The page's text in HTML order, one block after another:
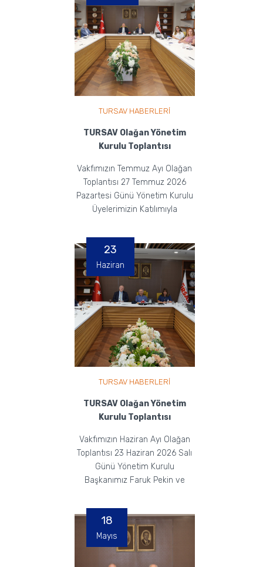
TURSAV HABERLERİ
TURSAV Olağan Yönetim
Kurulu Toplantısı
Vakfımızın Temmuz Ayı Olağan
Toplantısı 27 Temmuz 2026
Pazartesi Günü Yönetim Kurulu
Üyelerimizin Katılımıyla
TURSAV HABERLERİ
TURSAV Olağan Yönetim
Kurulu Toplantısı
Vakfımızın Haziran Ayı Olağan
Toplantısı 23 Haziran 2026 Salı
Günü Yönetim Kurulu
Başkanımız Faruk Pekin ve
23
Haziran
18
Mayıs